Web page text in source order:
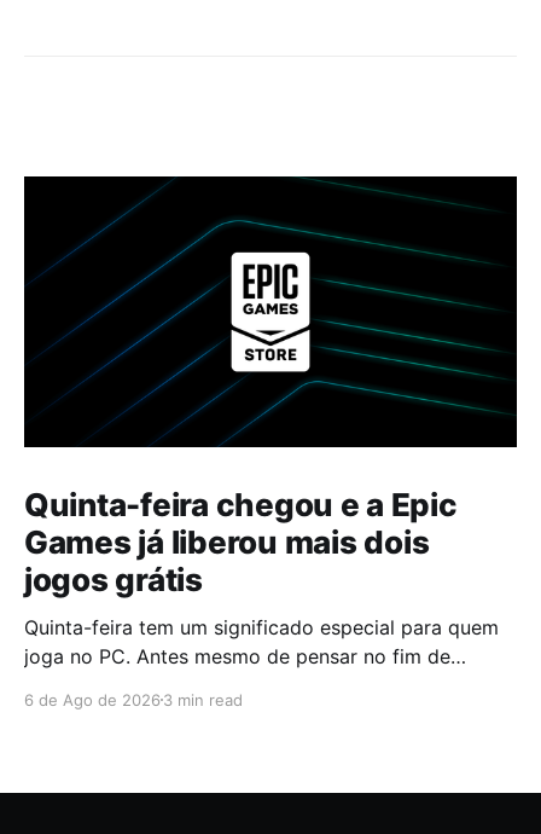
Quinta-feira chegou e a Epic
Games já liberou mais dois
jogos grátis
Quinta-feira tem um significado especial para quem
joga no PC. Antes mesmo de pensar no fim de
descobrir quais serão os próximos jogos a entrar na
diferentes,
6 de Ago de 2026 3 min read